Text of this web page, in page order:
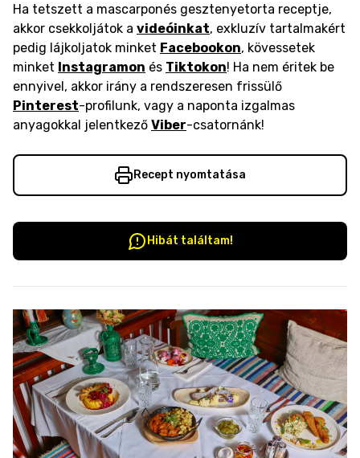
Ha tetszett a mascarponés gesztenyetorta receptje,
akkor csekkoljátok a videóinkat, exkluzív tartalmakért
pedig lájkoljatok minket Facebookon, kövessetek
minket Instagramon és Tiktokon! Ha nem éritek be
ennyivel, akkor irány a rendszeresen frissülő
Pinterest-profilunk, vagy a naponta izgalmas
anyagokkal jelentkező Viber-csatornánk!
Recept nyomtatása
Hibát találtam!